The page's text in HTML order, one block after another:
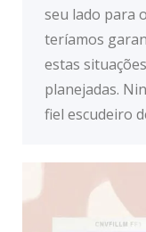
seu lado para
teríamos
estas
planejadas.
fiel escudeiro